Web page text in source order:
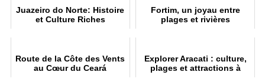
Juazeiro do Norte: Histoire
et Culture Riches
Fortim, un joyau entre
plages et rivières
Route de la Côte des Vents
au Cœur du Ceará
Explorer Aracati : culture,
plages et attractions à